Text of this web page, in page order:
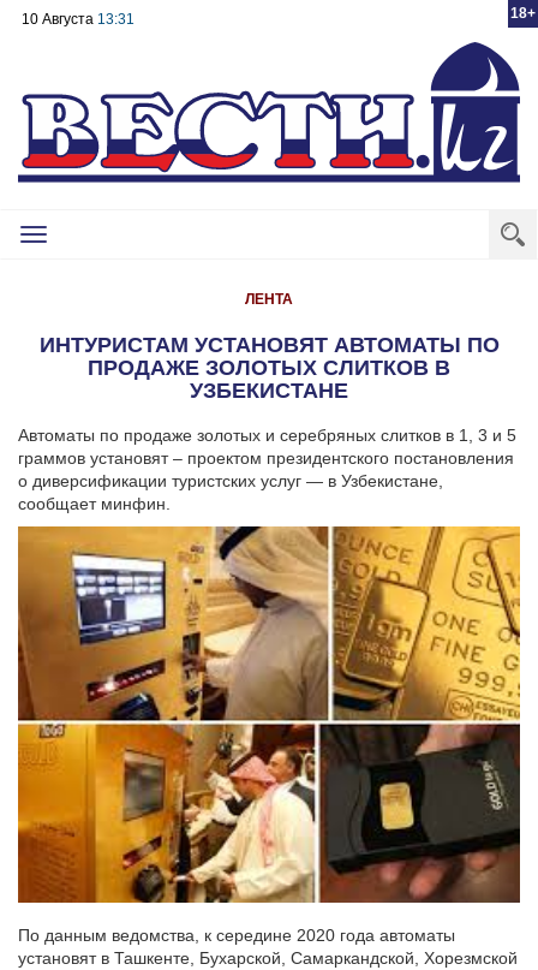
18+
10 Августа 13:31
Toggle
ЛЕНТА
ИНТУРИСТАМ УСТАНОВЯТ АВТОМАТЫ ПО
ПРОДАЖЕ ЗОЛОТЫХ СЛИТКОВ В
УЗБЕКИСТАНЕ
Автоматы по продаже золотых и серебряных слитков в 1, 3 и 5
граммов установят – проектом президентского постановления
о диверсификации туристских услуг — в Узбекистане,
сообщает минфин.
По данным ведомства, к середине 2020 года автоматы
установят в Ташкенте, Бухарской, Самаркандской, Хорезмской